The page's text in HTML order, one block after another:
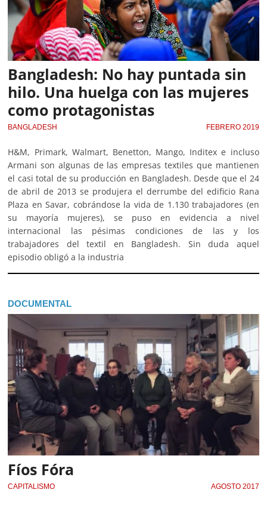
Bangladesh: No hay puntada sin
hilo. Una huelga con las mujeres
como protagonistas
BANGLADESH FEBRERO 2019
H&M, Primark, Walmart, Benetton, Mango, Inditex e incluso
Armani son algunas de las empresas textiles que mantienen
el casi total de su producción en Bangladesh. Desde que el 24
de abril de 2013 se produjera el derrumbe del edificio Rana
Plaza en Savar, cobrándose la vida de 1.130 trabajadores (en
su mayoría mujeres), se puso en evidencia a nivel
internacional las pésimas condiciones de las y los
trabajadores del textil en Bangladesh. Sin duda aquel
episodio obligó a la industria
DOCUMENTAL
Fíos Fóra
CAPITALISMO AGOSTO 2017